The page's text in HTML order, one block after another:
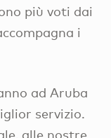
più voti dai
i
ad Aruba
servizio.
alle nostre